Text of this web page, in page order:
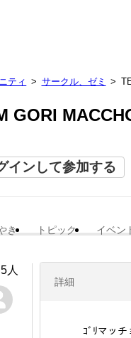
ティ サークル、ゼミ
GORI
インして参加する
き トピック イベン
詳細
ｺﾞﾘマッチ
5人